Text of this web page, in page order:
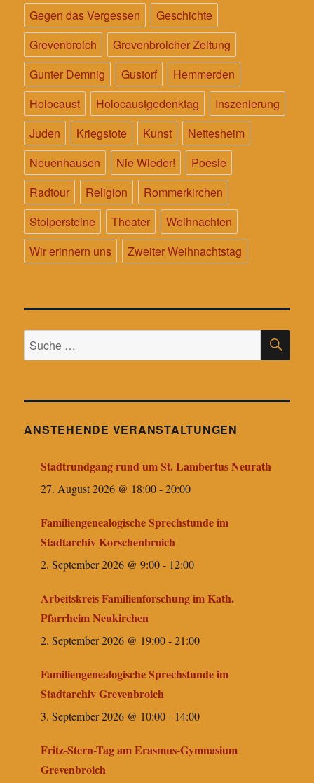
Gegen das Vergessen
Geschichte
Grevenbroich
Grevenbroicher Zeitung
Gunter Demnig
Gustorf
Hemmerden
Holocaust
Holocaustgedenktag
Inszenierung
Juden
Kriegstote Kunst
Nettesheim
Neuenhausen
Nie Wieder!
Poesie
Radtour
Religion
Rommerkirchen
Stolpersteine
Theater
Weihnachten
Wir erinnern uns
Zweiter Weihnachtstag
Suche
nach:
ANSTEHENDE VERANSTALTUNGEN
Stadtrundgang rund um St. Lambertus Neurath
27. August 2026 @ 18:00-20:00
Familiengenealogische Sprechstunde im
Stadtarchiv Korschenbroich
2. September 2026 @ 9:00- 12:00
Arbeitskreis Familienforschung im Kath.
Pfarrheim Neukirchen
2. September 2026 @ 19:00-21:00
Familiengenealogische Sprechstunde im
Stadtarchiv Grevenbroich
3. September 2026 @ 10:00- 14:00
Fritz-Stern-Tag am Erasmus-Gymnasium
Grevenbroich